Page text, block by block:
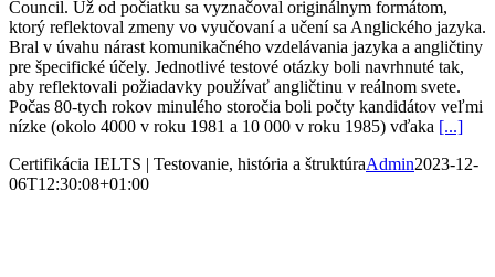
Council. Už od počiatku sa vyznačoval originálnym formátom,
ktorý reflektoval zmeny vo vyučovaní a učení sa Anglického jazyka.
Bral v úvahu nárast komunikačného vzdelávania jazyka a angličtiny
pre špecifické účely. Jednotlivé testové otázky boli navrhnuté tak,
aby reflektovali požiadavky používať angličtinu v reálnom svete.
Počas 80-tych rokov minulého storočia boli počty kandidátov veľmi
nízke (okolo 4000 v roku 1981 a 10 000 v roku 1985) vďaka [...]
Certifikácia IELTS | Testovanie, história a štruktúraAdmin2023-12-
06T12:30:08+01:00